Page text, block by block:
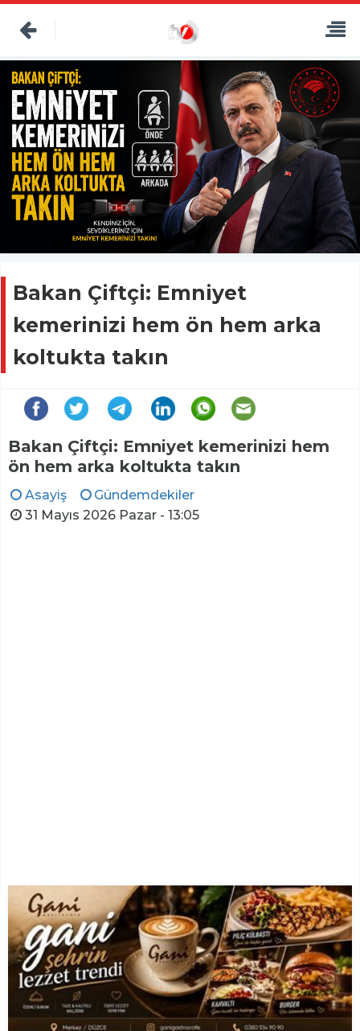
Bakan Çiftçi: Emniyet
kemerinizi hem ön hem arka
koltukta takın
Bakan Çiftçi: Emniyet kemerinizi hem
ön hem arka koltukta takın
Asayiş
Gündemdekiler
31 Mayıs 2026 Pazar - 13:05